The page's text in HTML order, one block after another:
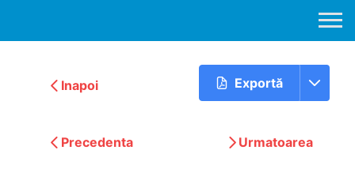
Inapoi Exportă
Precedenta Urmatoarea